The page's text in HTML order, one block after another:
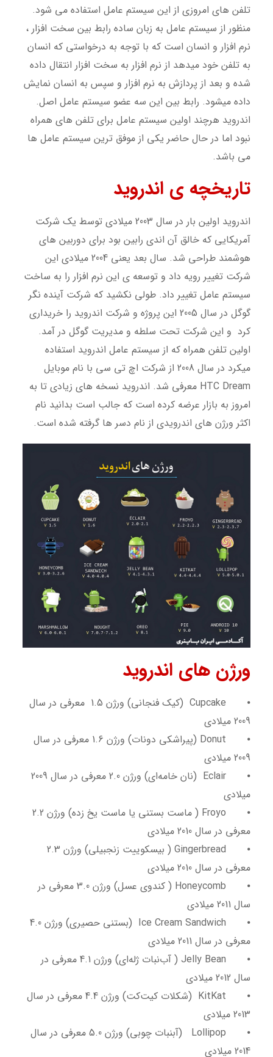
تلفن های امروزی از این سیستم عامل استفاده می شود.
منظور از سیستم عامل به زبان ساده رابط بین سخت افزار ،
نرم افزار و انسان است که با توجه به درخواستی که انسان
به تلفن خود میدهد از نرم افزار به سخت افزار انتقال داده
شده و بعد از پردازش به نرم افزار و سپس به انسان نمایش
داده میشود. رابط بین این سه عضو سیستم عامل اصل.
اندروید هرچند اولین سیستم عامل برای تلفن های همراه
نبود اما در حال حاضر یکی از موفق ترین سیستم عامل ها
می باشد.
تاریخچه ی اندروید
اندروید اولین بار در سال 2003 میلادی توسط یک شرکت
آمریکایی که خالق آن اندی رابین بود برای دوربین های
هوشمند طراحی شد. سال بعد یعنی 2004 میلادی این
شرکت تغییر رویه داد و توسعه ی این نرم افزار را به ساخت
سیستم عامل تغییر داد. طولی نکشید که شرکت آینده نگر
گوگل در سال 2005 این پروژه و شرکت اندروید را خریداری
کرد و این شرکت تحت سلطه و مدیریت گوگل در آمد.
اولین تلفن همراه که از سیستم عامل اندروید استفاده
میکرد در سال 2008 از شرکت اچ تی سی با نام موبایل
HTC Dream معرفی شد. اندروید نسخه های زیادی تا به
امروز به بازار عرضه کرده است که جالب است بدانید نام
اکثر ورژن های اندرویدی از نام دسر ها گرفته شده است.
ورژن های اندروید
⦁
Cupcake (کیک فنجانی) ورژن 1.5 معرفی در سال
2009 میلادی
⦁
Donut (پیراشکی دونات) ورژن 1.6 معرفی در سال
2009 میلادی
⦁
Eclair (نان خامه‌ای) ورژن 2.0 معرفی در سال 2009
میلادی
⦁
Froyo ( ماست بستنی یا ماست یخ زده) ورژن 2.2
معرفی در سال 2010 میلادی
⦁
Gingerbread ( بیسکوییت زنجبیلی) ورژن 2.3
معرفی در سال 2010 میلادی
⦁
Honeycomb ( کندوی عسل) ورژن 3.0 معرفی در
سال 2011 میلادی
⦁
Ice Cream Sandwich (بستنی حصیری) ورژن 4.0
معرفی در سال 2011 میلادی
⦁
Jelly Bean ( آب‌نبات ژله‌ای) ورژن 4.1 معرفی در
سال 2012 میلادی
⦁
KitKat (شکلات کیت‌کت) ورژن 4.4 معرفی در سال
2013 میلادی
⦁
Lollipop (آبنبات چوبی) ورژن 5.0 معرفی در سال
2014 میلادی